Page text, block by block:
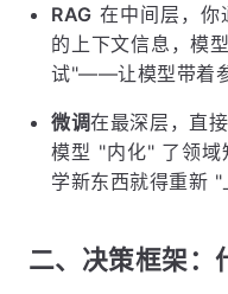
RAG 在中间层，你
的上下文信息，模
试"——让模型带着参
微调在最深层，直
模型 "内化" 了领域
学新东西就得重新 "
二、决策框架：